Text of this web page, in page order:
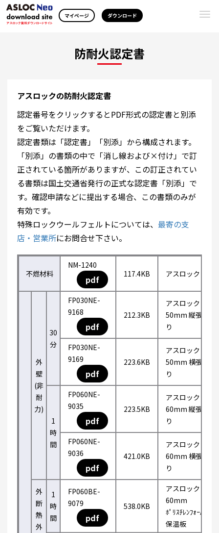
マイページ ダウンロード
防耐火認定書
アスロックの防耐火認定書
認定番号をクリックするとPDF形式の認定書と別添
をご覧いただけます。
認定書類は「認定書」「別添」から構成されます。
「別添」の書類の中で「消し線および×付け」で訂
正されている箇所がありますが、この訂正されてい
る書類は国土交通省発行の正式な認定書「別添」で
す。確認申請などに提出する場合、この書類のみが
有効です。
特殊ロックウールフェルトについては、 最寄の支
店・営業所にお問合せ下さい。
不燃材料
NM-1240
pdf 117.4KB アスロック
外
壁
(非
耐
力)
30
分
FP030NE-
9168
pdf
212.3KB
アスロック
50mm 縦張
り
FP030NE-
9169
pdf
223.6KB
アスロック
50mm 横張
り
1
時
間
FP060NE-
9035
pdf
223.5KB
アスロック
60mm 縦張
り
FP060NE-
9036
pdf
421.0KB
アスロック
60mm 横張
り
外
断
熱
外
1
時
間
FP060BE-
9079
pdf
538.0KB
アスロック
60mm
ﾎﾟﾘｽﾁﾚﾝﾌｫｰﾑ
保温板